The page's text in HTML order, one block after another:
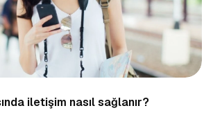
iletişim nasıl sağlanır?